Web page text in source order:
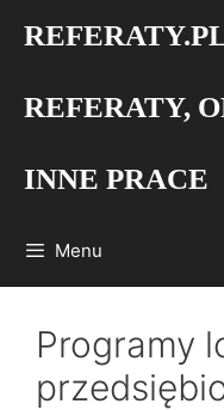
REFERATY,
INNE PRACE
Menu
Programy